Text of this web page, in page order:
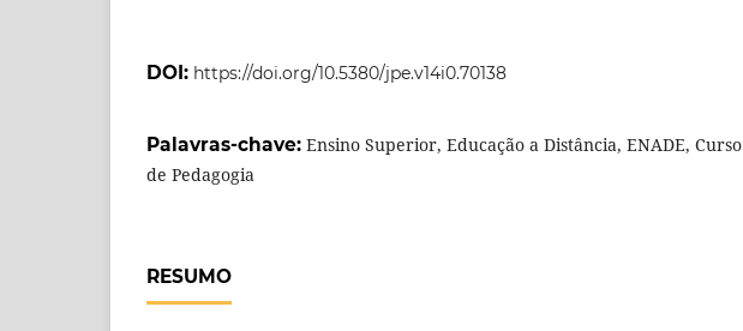
DOI: https://doi.org/10.5380/jpe.v14i0.70138
Palavras-chave: Ensino Superior, Educação a Distância, ENADE, Curso
de Pedagogia
RESUMO